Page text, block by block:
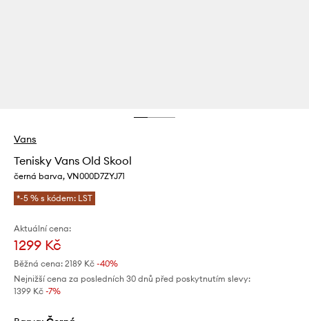
Vans
Tenisky Vans Old Skool
černá barva, VN000D7ZYJ71
*-5 % s kódem: LST
Aktuální cena:
1299 Kč
Běžná cena: 2189 Kč -40%
Nejnižší cena za posledních 30 dnů před poskytnutím slevy:
1399 Kč -7%